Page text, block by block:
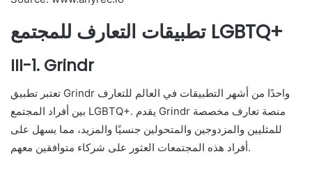
تطبيقات التعارف للمجتمع LGBTQ+
III-1. Grindr
تعتبر تطبيق Grindr واحدًا من أشهر التطبيقات في العالم للتعارف
بين أفراد المجتمع LGBTQ+. يقدم Grindr منصة تعارف مخصصة
للمثليين والمزدوجين والمتحولين جنسيًا والمزيد، مما يسهل على
أفراد هذه المجتمعات العثور على شركاء متوافقين معهم.